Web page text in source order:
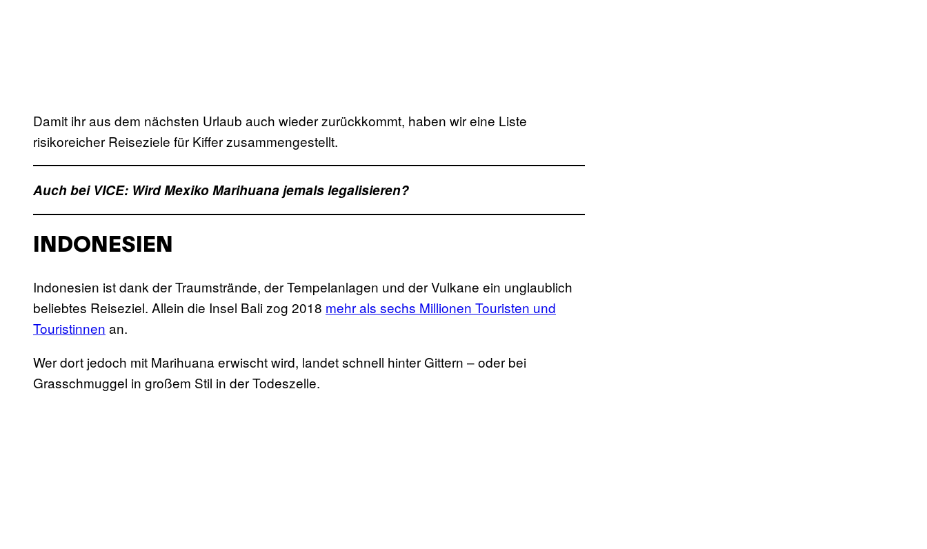
Damit ihr aus dem nächsten Urlaub auch wieder zurückkommt, haben wir eine Liste
risikoreicher Reiseziele für Kiffer zusammengestellt.
Auch bei VICE: Wird Mexiko Marihuana jemals legalisieren?
INDONESIEN
Indonesien ist dank der Traumstrände, der Tempelanlagen und der Vulkane ein unglaublich
beliebtes Reiseziel. Allein die Insel Bali zog 2018 mehr als sechs Millionen Touristen und
Touristinnen an.
Wer dort jedoch mit Marihuana erwischt wird, landet schnell hinter Gittern – oder bei
Grasschmuggel in großem Stil in der Todeszelle.